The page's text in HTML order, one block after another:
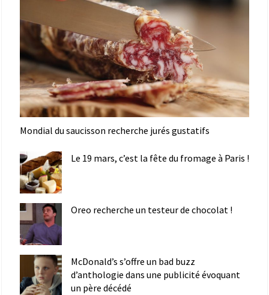
Mondial du saucisson recherche jurés gustatifs
Le 19 mars, c’est la fête du fromage à Paris !
Oreo recherche un testeur de chocolat !
McDonald’s s’offre un bad buzz
d’anthologie dans une publicité évoquant
un père décédé